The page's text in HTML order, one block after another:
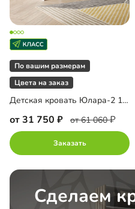
По вашим размерам
Цвета на заказ
Детская кровать Юлара-2 190
от 31 750 от 61 060
Заказать
Сделаем